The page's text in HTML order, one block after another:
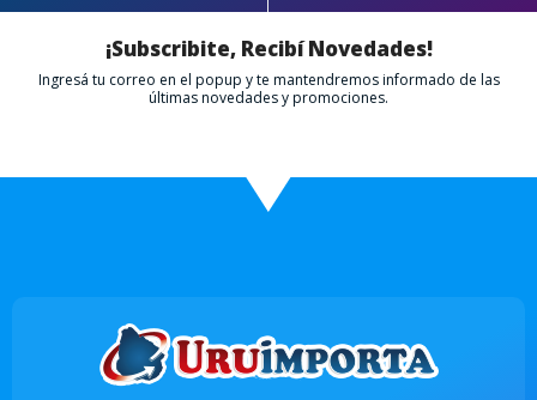
¡Subscribite, Recibí Novedades!
Ingresá tu correo en el popup y te mantendremos informado de las
últimas novedades y promociones.